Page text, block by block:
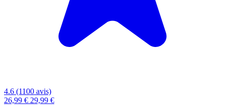
4.6 (1100 avis)
26,99 € 29,99 €